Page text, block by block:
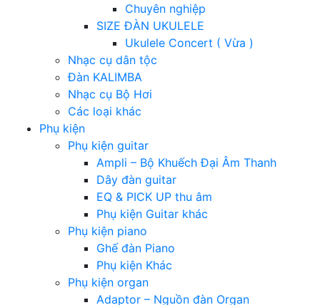
Chuyên nghiệp
SIZE ĐÀN UKULELE
Ukulele Concert ( Vừa )
Nhạc cụ dân tộc
Đàn KALIMBA
Nhạc cụ Bộ Hơi
Các loại khác
Phụ kiện
Phụ kiện guitar
Ampli – Bộ Khuếch Đại Âm Thanh
Dây đàn guitar
EQ & PICK UP thu âm
Phụ kiện Guitar khác
Phụ kiện piano
Ghế đàn Piano
Phụ kiện Khác
Phụ kiện organ
Adaptor – Nguồn đàn Organ